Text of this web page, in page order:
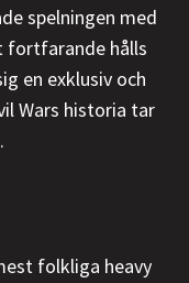
spelningen med
fortfarande hålls
en exklusiv och
Wars historia tar
folkliga heavy